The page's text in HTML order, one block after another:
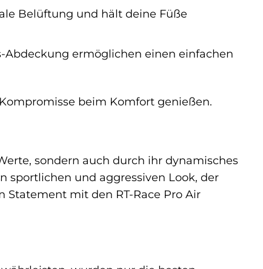
Belüftung und hält deine Füße
ermöglichen einen einfachen
beim Komfort genießen.
sondern auch durch ihr dynamisches
sportlichen und aggressiven Look, der
Statement mit den RT-Race Pro Air